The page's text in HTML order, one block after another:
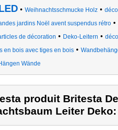
• Weihnachtsschmucke Holz •
jardins Noël avent suspendus rétro•
de décoration • Deko-Leitern •
en bois avec tiges en bois •
Wände
produit Britesta
Leiter Deko: